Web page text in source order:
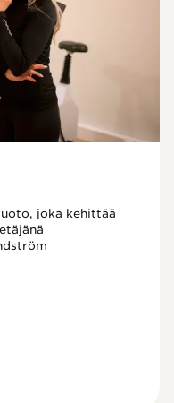
joka kehittää